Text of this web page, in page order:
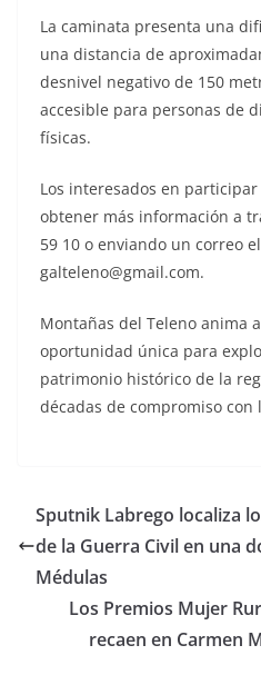
La caminata presenta una
una distancia de
desnivel negativo de 150
accesible para personas de
físicas.
Los interesados en
obtener más información a
59 10 o enviando un correo
galteleno@gmail.com.
Montañas del Teleno anima
oportunidad única para
patrimonio histórico de la
décadas de compromiso
Sputnik Labrego localiza
de la Guerra Civil en una
Médulas
Los Premios Mujer
recaen en Carmen